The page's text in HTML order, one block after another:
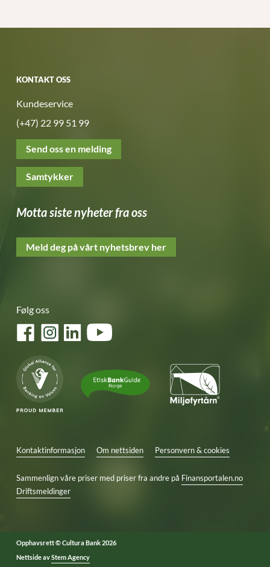
KONTAKT OSS
Kundeservice
(+47) 22 99 51 99
Send oss en melding
Samtykker
Motta siste nyheter fra oss
Meld deg på vårt nyhetsbrev her
Følg oss
FacebookInstagramLinkedInYouTube
Kontaktinformasjon Om nettsiden Personvern & cookies
Sammenlign våre priser med priser fra andre på Finansportalen.no
Driftsmeldinger
Opphavsrett © Cultura Bank 2026
Nettside avStem Agency